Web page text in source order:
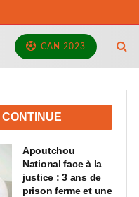
CAN 2023
Apoutchou
National face à la
justice : 3 ans de
prison ferme et une